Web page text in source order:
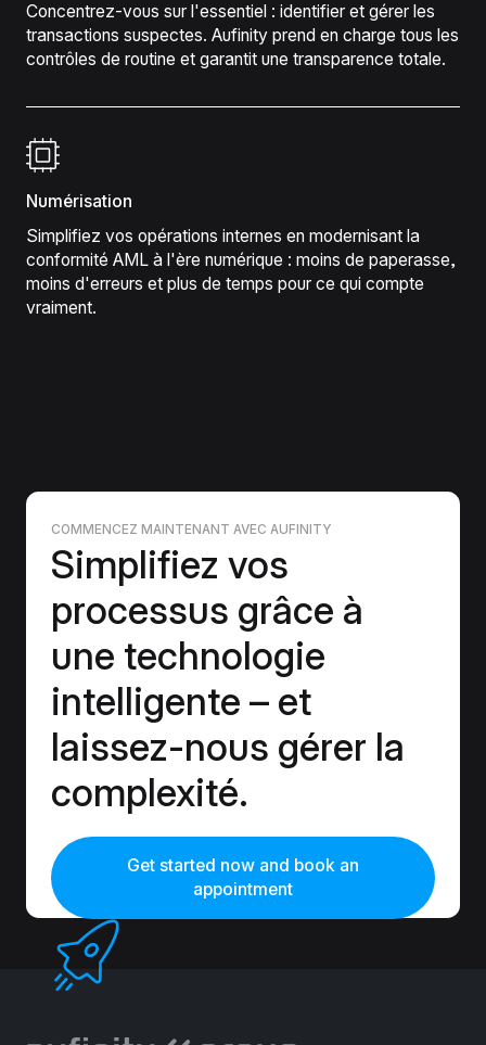
Concentrez-vous sur l'essentiel : identifier et gérer les
transactions suspectes. Aufinity prend en charge tous les
contrôles de routine et garantit une transparence totale.
Numérisation
Simplifiez vos opérations internes en modernisant la
conformité AML à l'ère numérique : moins de paperasse,
moins d'erreurs et plus de temps pour ce qui compte
vraiment.
COMMENCEZ MAINTENANT AVEC AUFINITY
Simplifiez vos
processus grâce à
une technologie
intelligente – et
laissez-nous gérer la
complexité.
Get started now and book an
appointment